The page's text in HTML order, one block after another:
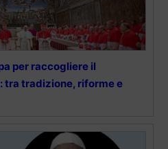
per raccogliere il
tra tradizione, riforme e